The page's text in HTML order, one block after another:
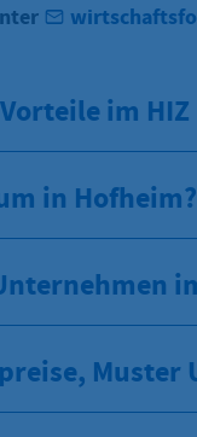
im HIZ
in Hofheim?